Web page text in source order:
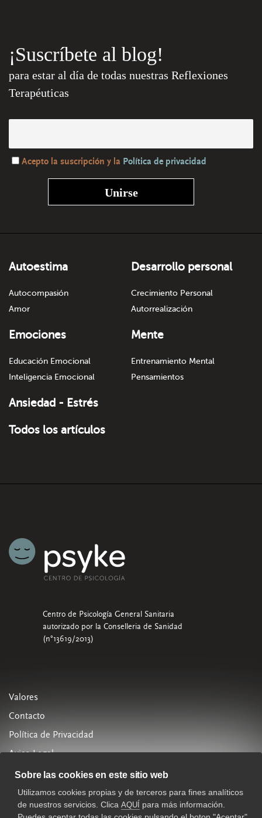
¡Suscríbete al blog!
para estar al día de todas nuestras Reflexiones
Terapéuticas
Acepto la suscripción y la Política de privacidad
Autoestima
Autocompasión
Amor
Desarrollo personal
Crecimiento Personal
Autorrealización
Emociones
Educación Emocional
Inteligencia Emocional
Mente
Entrenamiento Mental
Pensamientos
Ansiedad - Estrés
Todos los artículos
Centro de Psicología General Sanitaria
autorizado por la Conselleria de Sanidad
(n°13619/2013)
Valores
Contacto
Política de Privacidad
Aviso Legal
Política de Cookies
963 288 880
Sobre las cookies en este sitio web
Utilizamos cookies propias y de terceros para fines analíticos
de nuestros servicios. Clica AQUÍ para más información.